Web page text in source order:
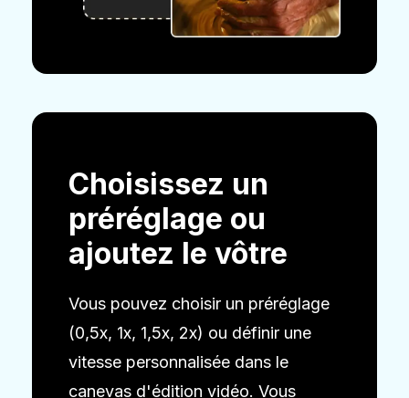
Choisissez un
préréglage ou
ajoutez le vôtre
Vous pouvez choisir un préréglage
(0,5x, 1x, 1,5x, 2x) ou définir une
vitesse personnalisée dans le
canevas d'édition vidéo. Vous